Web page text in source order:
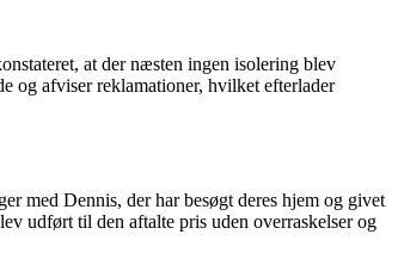
at der næsten ingen isolering blev
og afviser reklamationer, hvilket efterlader
med Dennis, der har besøgt deres hjem og givet
udført til den aftalte pris uden overraskelser og